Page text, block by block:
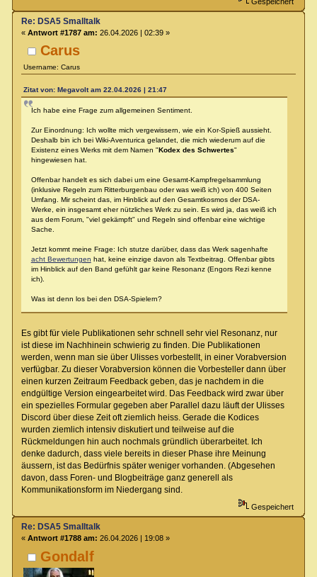
Carus
Username: Carus
Re: DSA5 Smalltalk
« Antwort #1787 am: 26.04.2026 | 02:39 »
Zitat von: Megavolt am 22.04.2026 | 21:47
Ich habe eine Frage zum allgemeinen Sentiment.
Zur Einordnung: Ich wollte mich vergewissern, wie ein Kor-Spieß aussieht.
Deshalb bin ich bei Wiki-Aventurica gelandet, die mich wiederum auf die
Existenz eines Werks mit dem Namen "Kodex des Schwertes"
hingewiesen hat.
Offenbar handelt es sich dabei um eine Gesamt-Kampfregelsammlung
(inklusive Regeln zum Ritterburgenbau oder was weiß ich) von 400 Seiten
Umfang. Mir scheint das, im Hinblick auf den Gesamtkosmos der DSA-
Werke, ein insgesamt eher nützliches Werk zu sein. Es wird ja, das weiß ich
aus dem Forum, "viel gekämpft" und Regeln sind offenbar eine wichtige
Sache.
Jetzt kommt meine Frage: Ich stutze darüber, dass das Werk sagenhafte
acht Bewertungen hat, keine einzige davon als Textbeitrag. Offenbar gibts
im Hinblick auf den Band gefühlt gar keine Resonanz (Engors Rezi kenne
ich).
Was ist denn los bei den DSA-Spielern?
Es gibt für viele Publikationen sehr schnell sehr viel Resonanz, nur
ist diese im Nachhinein schwierig zu finden. Die Publikationen
werden, wenn man sie über Ulisses vorbestellt, in einer Vorabversion
verfügbar. Zu dieser Vorabversion können die Vorbesteller dann über
einen kurzen Zeitraum Feedback geben, das je nachdem in die
endgültige Version eingearbeitet wird. Das Feedback wird zwar über
ein spezielles Formular gegeben aber Parallel dazu läuft der Ulisses
Discord über diese Zeit oft ziemlich heiss. Gerade die Kodices
wurden ziemlich intensiv diskutiert und teilweise auf die
Rückmeldungen hin auch nochmals gründlich überarbeitet. Ich
denke dadurch, dass viele bereits in dieser Phase ihre Meinung
äussern, ist das Bedürfnis später weniger vorhanden. (Abgesehen
davon, dass Foren- und Blogbeiträge ganz generell als
Kommunikationsform im Niedergang sind.
Gespeichert
Gondalf
Re: DSA5 Smalltalk
« Antwort #1788 am: 26.04.2026 | 19:08 »